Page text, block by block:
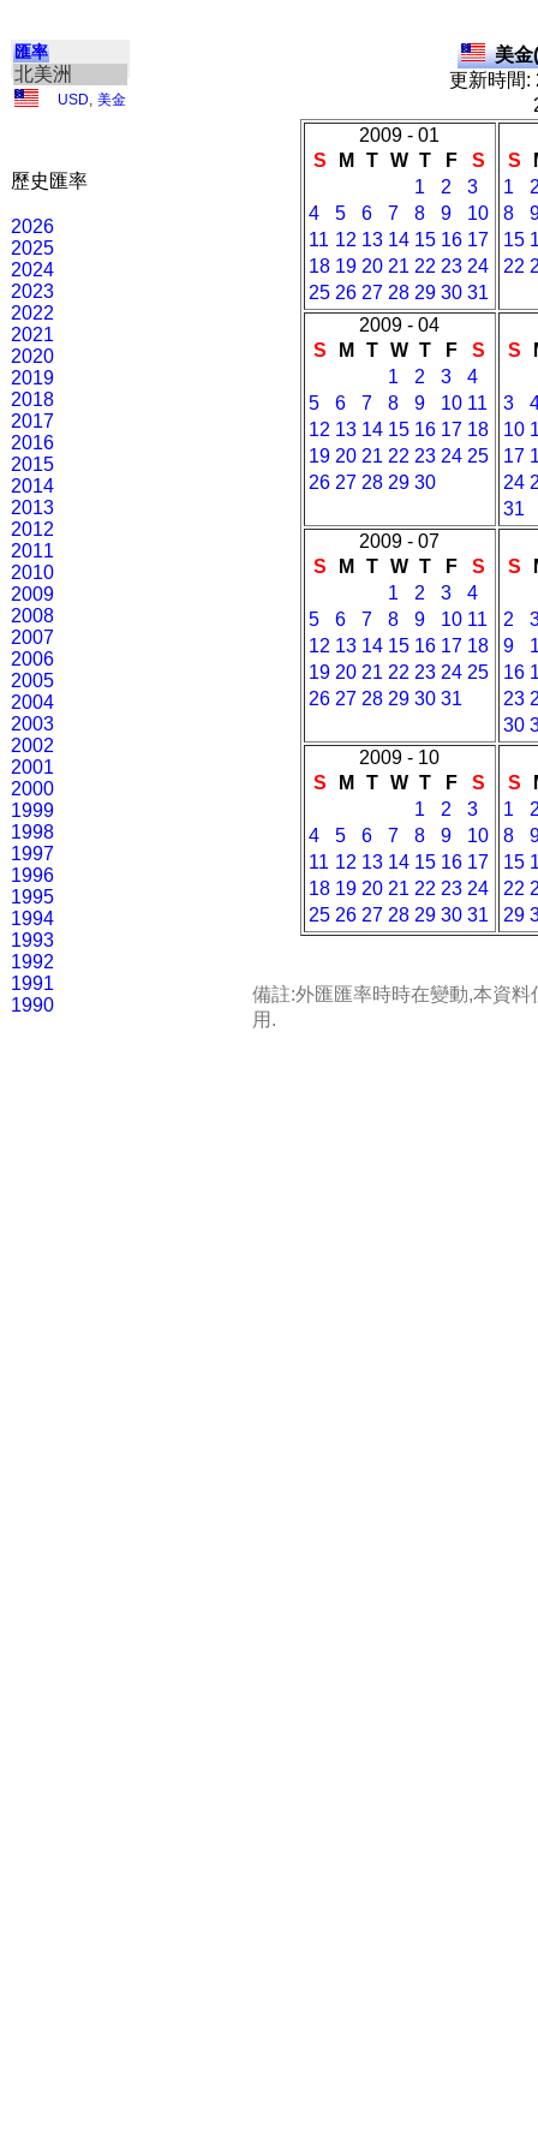
匯率
北美洲
USD 美金
歷史匯率
2026
2025
2024
2023
2022
2021
2020
2019
2018
2017
2016
2015
2014
2013
2012
2011
2010
2009
2008
2007
2006
2005
2004
2003
2002
2001
2000
1999
1998
1997
1996
1995
1994
1993
1992
1991
1990
美金
更新時間:
2009 - 01
S
M T W T F
S
1
2
3
4
5 6 7 8 9
10
11 12 13 14 15 16 17
18 19 20 21 22 23 24
25 26 27 28 29 30 31
S
1
8
15
22
2009 - 04
S
M T W T F
S
1
2 3
4
5
6 7 8 9 10 11
12 13 14 15 16 17 18
19 20 21 22 23 24 25
26 27 28 29 30
S
3
10
17
24
31
2009 - 07
S
M T W T F
S
1
2 3
4
5
6 7 8 9 10 11
12 13 14 15 16 17 18
19 20 21 22 23 24 25
26 27 28 29 30 31
S
2
9
16
23
30
2009 - 10
S
M T W T F
S
1
2
3
4
5 6 7 8 9
10
11 12 13 14 15 16 17
18 19 20 21 22 23 24
25 26 27 28 29 30 31
S
1
8
15
22
29
備註:外匯匯率時時在變動,本資
用.